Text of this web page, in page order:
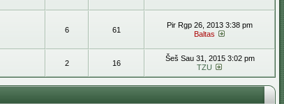
6 61
Pir Rgp 26, 2013 3:38 pm
Baltas
2 16
Šeš Sau 31, 2015 3:02 pm
TZU